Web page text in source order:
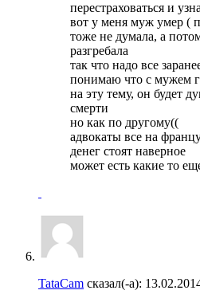
перестраховаться и
вот у меня муж умер (
тоже не думала, а
разгребала
так что надо все
понимаю что с мужем
на эту тему, он будет
смерти
но как по другому((
адвокаты все на
денег стоят наверное
может есть какие то
TataCam сказал(-а):